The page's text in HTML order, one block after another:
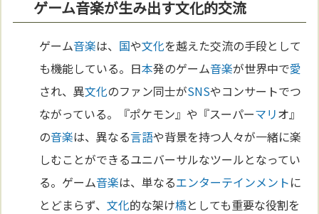
ゲーム音楽が生み出す文化的交流
ゲーム音楽は、 国や文化を越えた交流の手段として
も機能している。日本発のゲーム音楽が世界中で愛
され、異文化のファン同士がSNSやコンサートでつ
ながっている。『ポケモン』や『スーパーマリオ』
の音楽は、異なる言語や背景を持つ人々が一緒に楽
しむことができるユニバーサルなツールとなってい
る。ゲーム音楽は、単なるエンターテインメントに
とどまらず、文化的な架け橋としても重要な役割を